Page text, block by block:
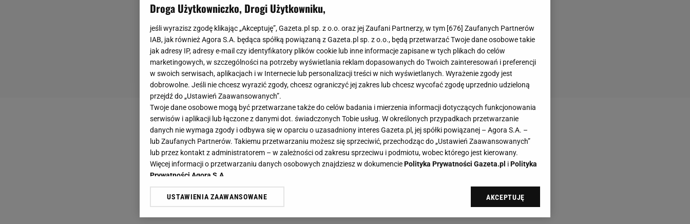
Droga Użytkowniczko, Drogi Użytkowniku,
jeśli wyrazisz zgodę klikając „Akceptuję”, Gazeta.pl sp. z o.o. oraz jej Zaufani Partnerzy, w tym [676] Zaufanych Partnerów
IAB, jak również Agora S.A. będąca spółką powiązaną z Gazeta.pl sp. z o.o., będą przetwarzać Twoje dane osobowe takie
jak adresy IP, adresy e-mail czy identyfikatory plików cookie lub inne informacje zapisane w tych plikach do celów
marketingowych, w szczególności na potrzeby wyświetlania reklam dopasowanych do Twoich zainteresowań i preferencji
w swoich serwisach, aplikacjach i w Internecie lub personalizacji treści w nich wyświetlanych. Wyrażenie zgody jest
dobrowolne. Jeśli nie chcesz wyrazić zgody, chcesz ograniczyć jej zakres lub chcesz wycofać zgodę uprzednio udzieloną
przejdź do „Ustawień Zaawansowanych”.
Twoje dane osobowe mogą być przetwarzane także do celów badania i mierzenia informacji dotyczących funkcjonowania
serwisów i aplikacji lub łączone z danymi dot. świadczonych Tobie usług. W określonych przypadkach przetwarzanie
danych nie wymaga zgody i odbywa się w oparciu o uzasadniony interes Gazeta.pl, jej spółki powiązanej – Agora S.A. –
lub Zaufanych Partnerów. Takiemu przetwarzaniu możesz się sprzeciwić, przechodząc do „Ustawień Zaawansowanych”
lub przez kontakt z administratorem – w zależności od zakresu sprzeciwu i podmiotu, wobec którego jest kierowany.
Więcej informacji o przetwarzaniu danych osobowych znajdziesz w dokumenciePolityka Prywatności Gazeta.pl iPolityka
Prywatności Agora S.A.
Klikając „Akceptuję” wyrażasz też zgodę na zainstalowanie i przechowywanie plików cookie Gazeta.pl sp. z o.o., jej
Zaufanych Partnerów i Agora S.A. na Twoim urządzeniu końcowym. Możesz w każdej chwili zmienić swoje preferencje
USTAWIENIA ZAAWANSOWANE AKCEPTUJĘ